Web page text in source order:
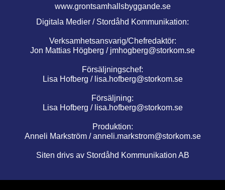
www.grontsamhallsbyggande.se
Digitala Medier / Stordåhd Kommunikation:
Verksamhetsansvarig/Chefredaktör:
Jon Mattias Högberg / jmhogberg@storkom.se
Försäljningschef:
Lisa Hofberg / lisa.hofberg@storkom.se
Försäljning:
Lisa Hofberg / lisa.hofberg@storkom.se
Produktion:
Anneli Markström /anneli.markstrom@storkom.se
Siten drivs av Stordåhd Kommunikation AB